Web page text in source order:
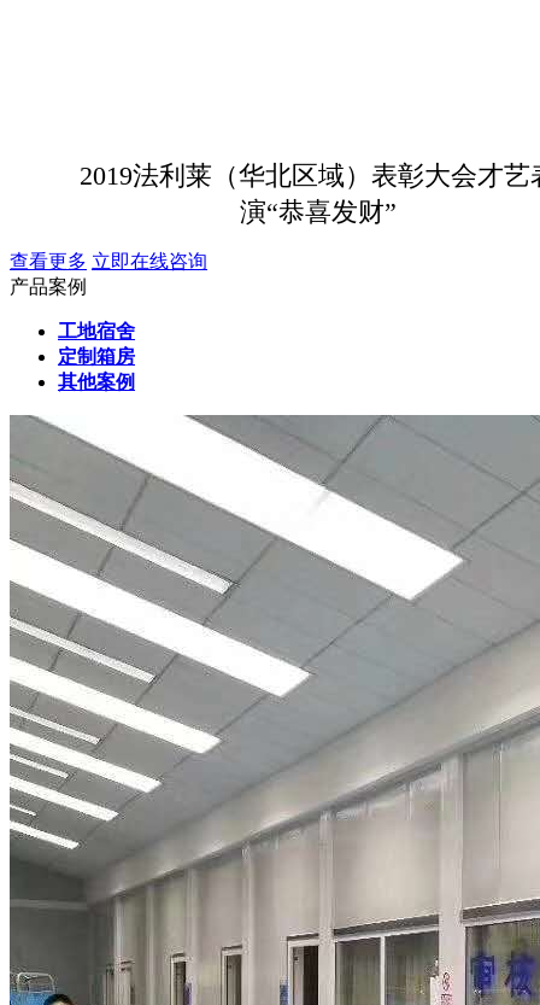
2019法利莱（华北区域）表彰大会才艺
演“恭喜发财”
查看更多 立即在线咨询
产品案例
工地宿舍
定制箱房
其他案例